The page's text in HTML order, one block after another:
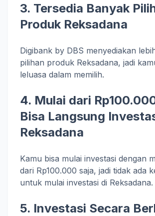
3. Tersedia Banyak
Produk Reksadana
Digibank by DBS menyediakan
pilihan produk Reksadana, jadi
leluasa dalam memilih.
4. Mulai dari
Bisa Langsung
Reksadana
Kamu bisa mulai investasi dengan
dari Rp100.000 saja, jadi tidak ada
untuk mulai investasi di Reksadana.
5. Investasi Secara